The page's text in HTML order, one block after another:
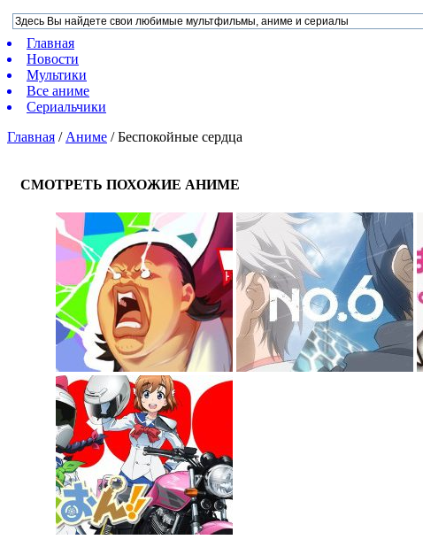
Главная
Новости
Мультики
Все аниме
Сериальчики
Главная / Аниме /Беспокойные сердца
СМОТРЕТЬ ПОХОЖИЕ АНИМЕ